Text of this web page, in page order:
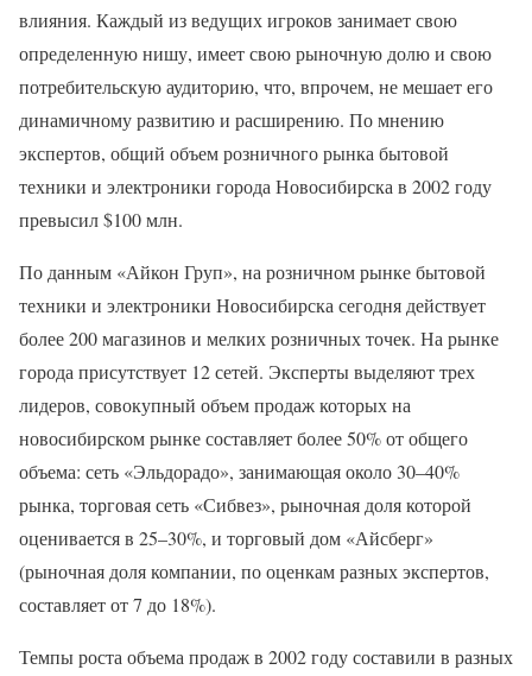
влияния. Каждый из ведущих игроков занимает свою
определенную нишу, имеет свою рыночную долю и свою
потребительскую аудиторию, что, впрочем, не мешает его
динамичному развитию и расширению. По мнению
экспертов, общий объем розничного рынка бытовой
техники и электроники города Новосибирска в 2002 году
превысил $100 млн.
По данным «Айкон Груп», на розничном рынке бытовой
техники и электроники Новосибирска сегодня действует
более 200 магазинов и мелких розничных точек. На рынке
города присутствует 12 сетей. Эксперты выделяют трех
лидеров, совокупный объем продаж которых на
новосибирском рынке составляет более 50% от общего
объема: сеть «Эльдорадо», занимающая около 30–40%
рынка, торговая сеть «Сибвез», рыночная доля которой
оценивается в 25–30%, и торговый дом «Айсберг»
(рыночная доля компании, по оценкам разных экспертов,
составляет от 7 до 18%).
Темпы роста объема продаж в 2002 году составили в разных